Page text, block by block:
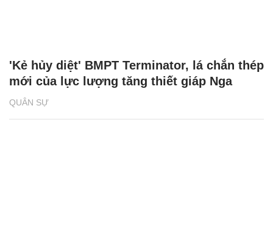
QUÂN SỰ
'Kẻ hủy diệt' BMPT Terminator, lá chắn thép
mới của lực lượng tăng thiết giáp Nga